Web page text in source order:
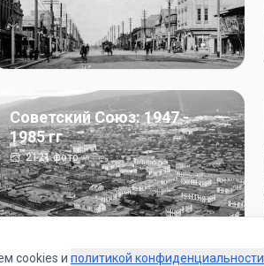
Советский Союз: 1947 -
1985 гг
2121фото
cookies и политикой конфиденциальности.